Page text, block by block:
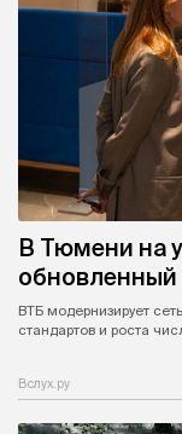
В Тюмени на
ВТБ модернизирует
стандартов и роста
Вслух.ру